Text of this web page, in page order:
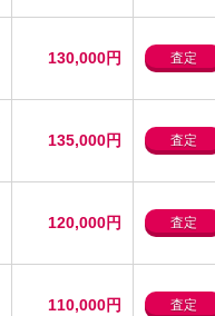
130,000円 査定
135,000円 査定
120,000円 査定
110,000円 査定